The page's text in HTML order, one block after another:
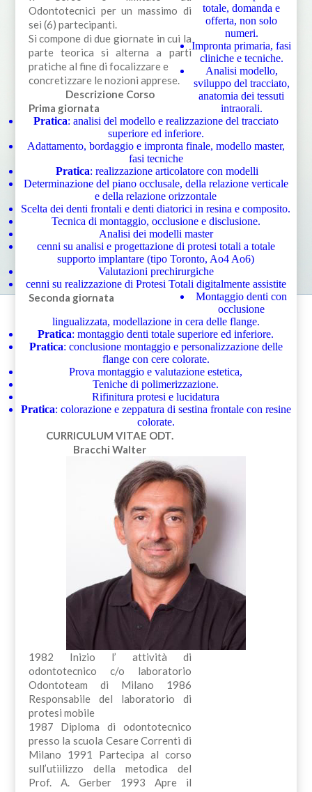
Odontotecnici per un massimo di
sei (6) partecipanti.
Si compone di due giornate in cui la
parte teorica si alterna a parti
pratiche al fine di focalizzare e
concretizzare le nozioni apprese.
Descrizione Corso
Prima giornata
totale, domanda e
offerta, non solo
numeri.
Impronta primaria, fasi
cliniche e tecniche.
Analisi modello,
sviluppo del tracciato,
anatomia dei tessuti
intraorali.
Pratica: analisi del modello e realizzazione del tracciato
superiore ed inferiore.
Adattamento, bordaggio e impronta finale, modello master,
fasi tecniche
Pratica: realizzazione articolatore con modelli
Determinazione del piano occlusale, della relazione verticale
e della relazione orizzontale
Scelta dei denti frontali e denti diatorici in resina e composito.
Tecnica di montaggio, occlusione e disclusione.
Analisi dei modelli master
cenni su analisi e progettazione di protesi totali a totale
supporto implantare (tipo Toronto, Ao4 Ao6)
Valutazioni prechirurgiche
cenni su realizzazione di Protesi Totali digitalmente assistite
Seconda giornata
Montaggio denti con
occlusione
lingualizzata, modellazione in cera delle flange.
Pratica: montaggio denti totale superiore ed inferiore.
Pratica: conclusione montaggio e personalizzazione delle
flange con cere colorate.
Prova montaggio e valutazione estetica,
Teniche di polimerizzazione.
Rifinitura protesi e lucidatura
Pratica: colorazione e zeppatura di sestina frontale con resine
colorate.
CURRICULUM VITAE ODT.
Bracchi Walter
1982 Inizio l’ attività di
odontotecnico c/o laboratorio
Odontoteam di Milano 1986
Responsabile del laboratorio di
protesi mobile
1987 Diploma di odontotecnico
presso la scuola Cesare Correnti di
Milano 1991 Partecipa al corso
sull’utiilizzo della metodica del
Prof. A. Gerber 1993 Apre il